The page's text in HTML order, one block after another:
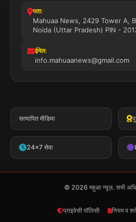
पता:
Mahuaa News, 2429 Tower A,
Noida (Uttar Pradesh) PIN -
ईमेल:
info.mahuaanews@gmail.com
सत्यापित मीडिया
24x7 सेवा
© 2026 महुआ न्यूज़. सभी
प्राइवेसी पॉलिसी नियम व